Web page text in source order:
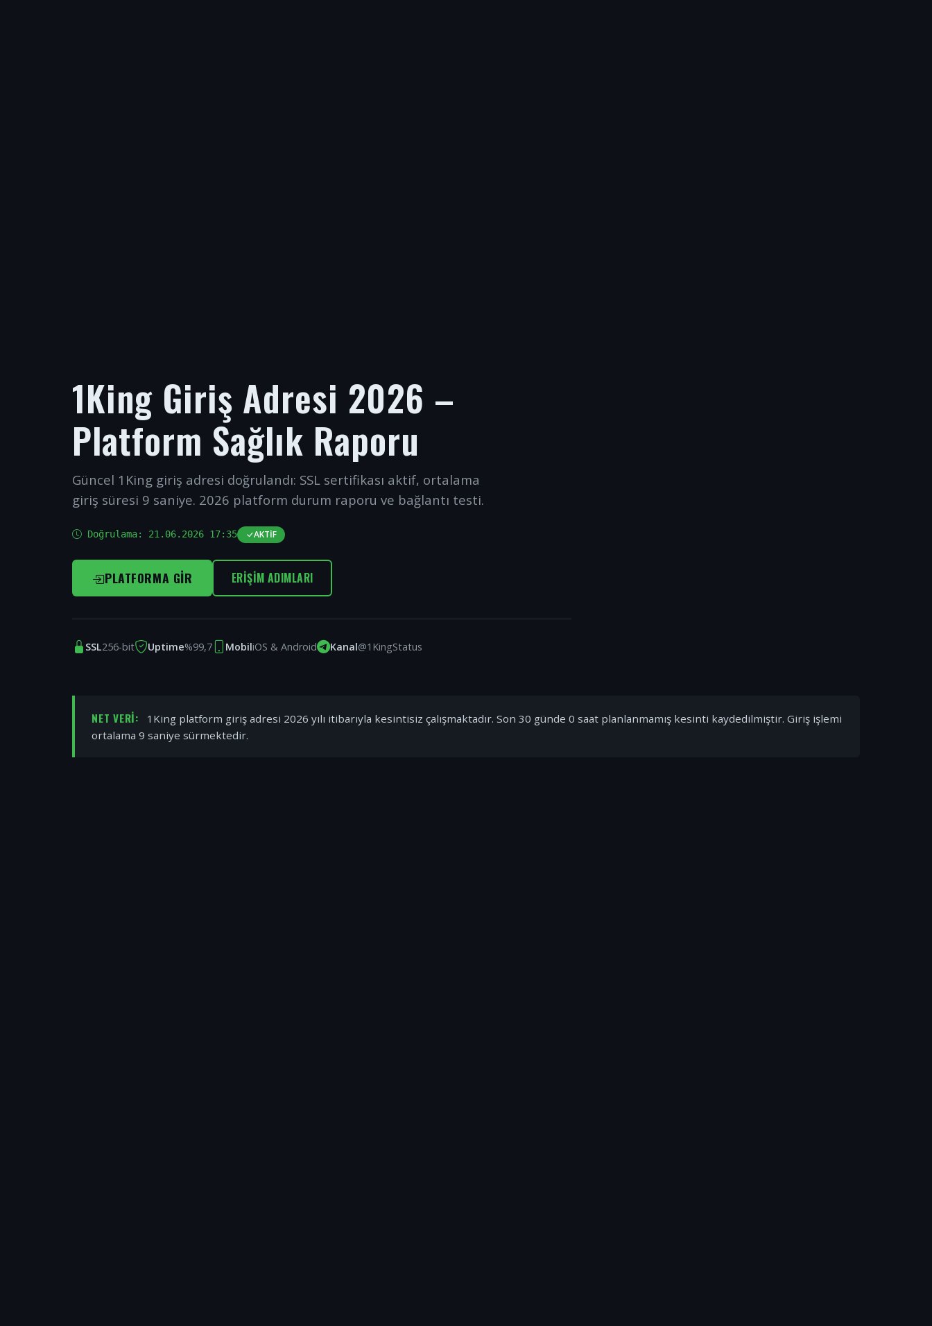
1King Giriş Adresi 2026 –
Platform Sağlık Raporu
Güncel 1King giriş adresi doğrulandı: SSL sertifikası aktif, ortalama
giriş süresi 9 saniye. 2026 platform durum raporu ve bağlantı testi.
Doğrulama: 21.06.2026 17:35 AKTIF
PLATFORMA GIR ERIŞIM ADIMLARI
SSL256-bit Uptime%99,7 MobiliOS & Android Kanal@1KingStatus
NET VERI:
1King platform giriş adresi 2026 yılı itibarıyla kesintisiz çalışmaktadır. Son 30 günde 0 saat planlanmamış kesinti kaydedilmiştir. Giriş işlemi
ortalama 9 saniye sürmektedir.